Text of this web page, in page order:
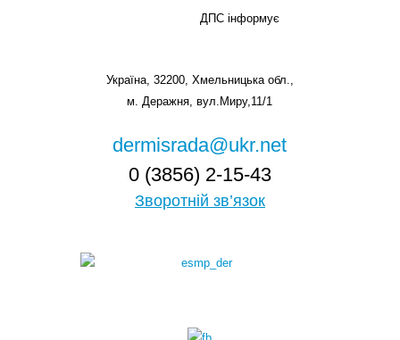
ДПС інформує
Україна, 32200, Хмельницька обл.,
м. Деражня, вул.Миру,11/1
dermisrada@ukr.net
0 (3856) 2-15-43
Зворотній зв’язок